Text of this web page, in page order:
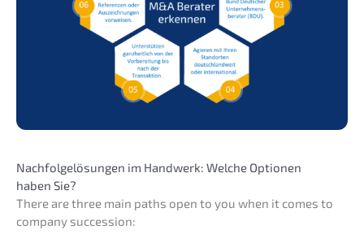
Nachfol­ge­lö­sun­gen im Handwerk: Welche Optio­nen
haben Sie?
There are three main paths open to you when it comes to
compa­ny succession: